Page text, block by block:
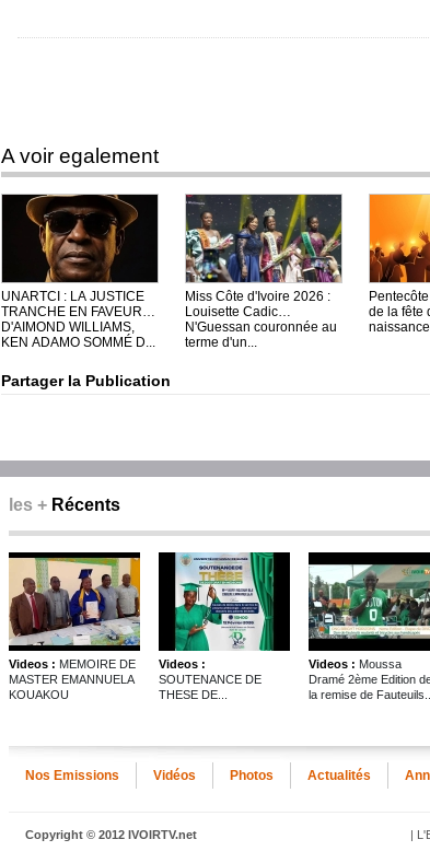
A voir egalement
UNARTCI : LA JUSTICE
TRANCHE EN FAVEUR
D'AIMOND WILLIAMS,
KEN ADAMO SOMMÉ D...
Miss Côte d'Ivoire 2026 :
Louisette Cadic
N'Guessan couronnée au
terme d'un...
de la fête
Partager la Publication
les + Récents
Videos : MEMOIRE DE
MASTER EMANNUELA
KOUAKOU
Videos :
SOUTENANCE DE
THESE DE...
Videos : Moussa
Dramé 2ème Edition
la remise de
Nos Emissions Vidéos Photos Actualités
Copyright © 2012 IVOIRTV.net |